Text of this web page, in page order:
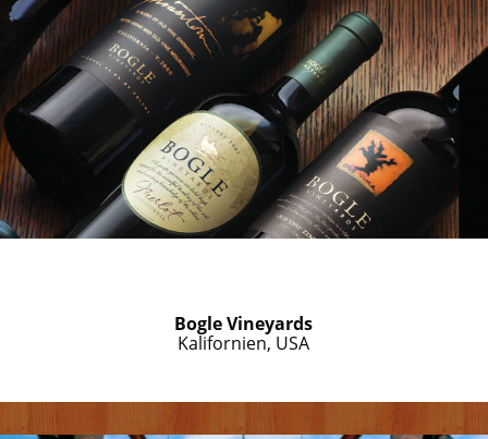
Bogle Vineyards
Kalifornien, USA